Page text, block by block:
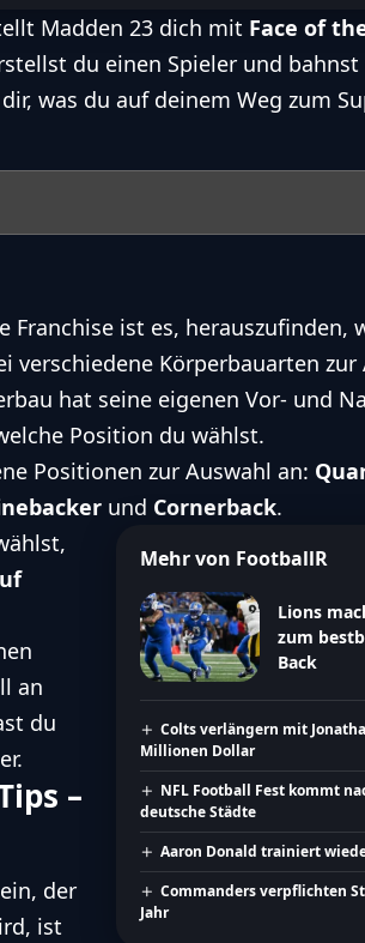
Madden 23 dich mit Face of
du einen Spieler und
was du auf deinem Weg zum
Franchise ist es, herauszufinden,
verschiedene Körperbauarten zur
hat seine eigenen Vor- und
Position du wählst.
Positionen zur Auswahl an:
und Cornerback.
Mehr von FootballR
Lions
zum
Back
Colts verlängern mit
Millionen Dollar
NFL Football Fest kommt
deutsche Städte
Aaron Donald trainiert
Commanders verpflichten
Jahr
an
du
–
der
ist